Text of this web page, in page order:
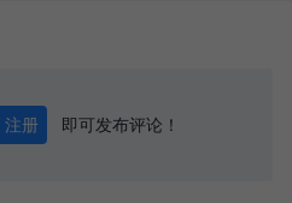
注册 即可发布评论！